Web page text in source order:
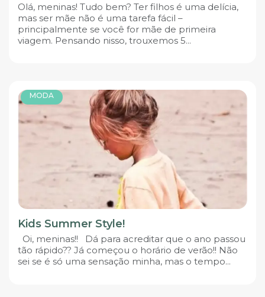
Olá, meninas! Tudo bem? Ter filhos é uma delícia,
mas ser mãe não é uma tarefa fácil –
principalmente se você for mãe de primeira
viagem. Pensando nisso, trouxemos 5...
MODA
Kids Summer Style!
Oi, meninas!! Dá para acreditar que o ano passou
tão rápido?? Já começou o horário de verão!! Não
sei se é só uma sensação minha, mas o tempo...